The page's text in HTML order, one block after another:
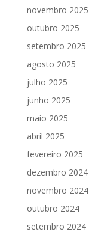
novembro 2025
outubro 2025
setembro 2025
agosto 2025
julho 2025
junho 2025
maio 2025
abril 2025
fevereiro 2025
dezembro 2024
novembro 2024
outubro 2024
setembro 2024